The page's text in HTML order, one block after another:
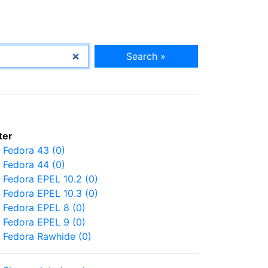
Search »
Fedora 43 (0)
Fedora 44 (0)
Fedora EPEL 10.2 (0)
Fedora EPEL 10.3 (0)
Fedora EPEL 8 (0)
Fedora EPEL 9 (0)
Fedora Rawhide (0)